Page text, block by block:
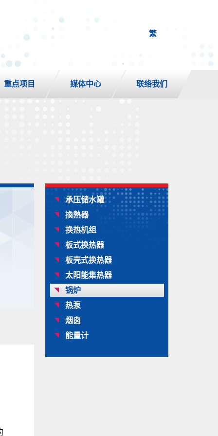
繁
重点项目 媒体中心 联络我们
承压储水罐
換熱器
换热机组
板式换热器
板壳式换热器
太阳能集热器
锅炉
热泵
烟囱
能量计